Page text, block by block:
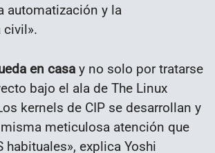
automatización y la
civil».
en casa y no solo por tratarse
bajo el ala de The Linux
kernels de CIP se desarrollan y
meticulosa atención que
habituales», explica Yoshi